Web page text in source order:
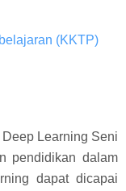
(KKTP)
Learning Seni
pendidikan dalam
dapat dicapai